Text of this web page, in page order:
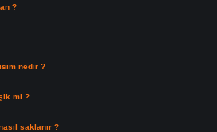
?
isim nedir ?
mi ?
saklanır ?